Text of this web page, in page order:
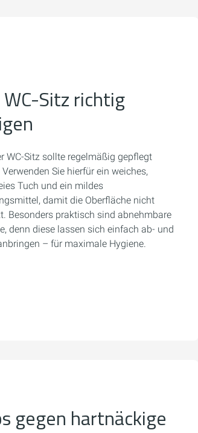
WC-Sitz richtig
WC-Sitz sollte regelmäßig gepflegt
Sie hierfür ein weiches,
Tuch und ein mildes
damit die Oberfläche nicht
Besonders praktisch sind abnehmbare
denn diese lassen sich einfach ab- und
– für maximale Hygiene.
gegen hartnäckige